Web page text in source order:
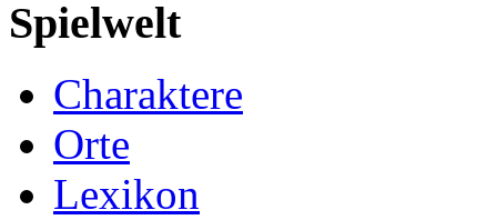
Spielwelt
Charaktere
Orte
Lexikon